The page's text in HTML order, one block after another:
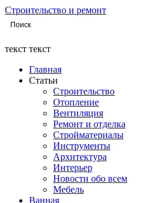
Строительство и ремонт
текст текст
Главная
Статьи
Строительство
Отопление
Вентиляция
Ремонт и отделка
Стройматериалы
Инструменты
Архитектура
Интерьер
Новости обо всем
Мебель
Ванная